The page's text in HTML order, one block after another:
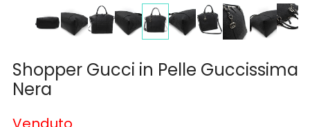
Shopper Gucci in Pelle Guccissima
Nera